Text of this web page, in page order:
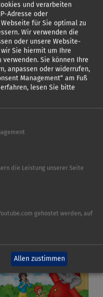
BIBI BLOCKSBERG
BENJAMIN BLÜMCHEN
und verarbeiten
Adresse oder
für Sie optimal zu
Wir verwenden die
oder unsere Website-
Sie hiermit um Ihre
verwenden. Sie können Ihre
anpassen oder widerrufen,
Management“ am Fuß
lesen Sie bitte
die Leistung unserer Seite
gehostet werden, auf
Allen zustimmen